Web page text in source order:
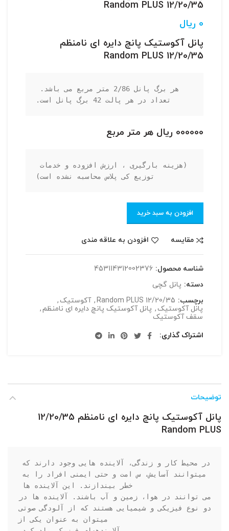
12/20/35 Random PLUS
0 ریال
پانل آکوستیک پانچ دایره ای نامنظم
12/20/35 Random PLUS
تعداد در هر پالت 42 برگ پانل است.
000000 ریال هر متر مربع
توزیع کی پلاس محاسبه نشده است)
افزودن به سبد خرید
مقایسه افزودن به علاقه مندی
شناسه محصول: 453114312002376
دسته: پانل گچی
برچسب: Random PLUS 12/20/35
, آکوستیک ,
پانل آکوستیک , پانل آکوستیک پانچ دایره ای نامنظم,
سقف آکوستیک
اشتراک گذاری
توضیحات
پانل آکوستیک پانچ دایره ای نامنظم 12/20/35
Random PLUS
دو نوع فیزیکی و شیمیایی هستند که از آلودگی صوتی